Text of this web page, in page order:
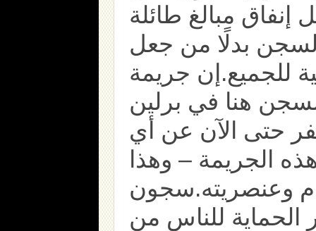
مبالغ طائلة
بدلًا من جعل
للجميع.إن جريمة
هنا في برلين
حتى الآن عن أي
الجريمة – وهذا
وعنصريته.سجون
الحماية للناس من